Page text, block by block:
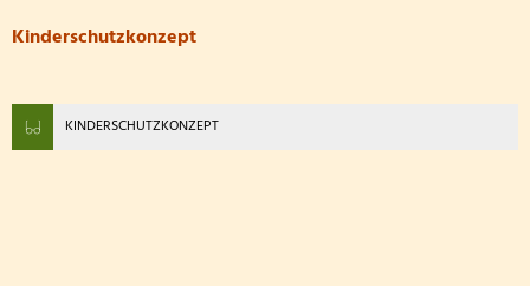
Kinderschutzkonzept
KINDERSCHUTZKONZEPT